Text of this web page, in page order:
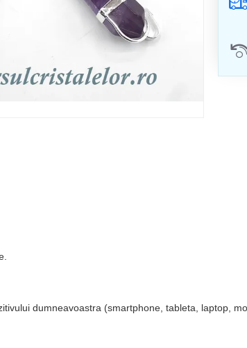
dumneavoastra (smartphone, tableta, laptop,